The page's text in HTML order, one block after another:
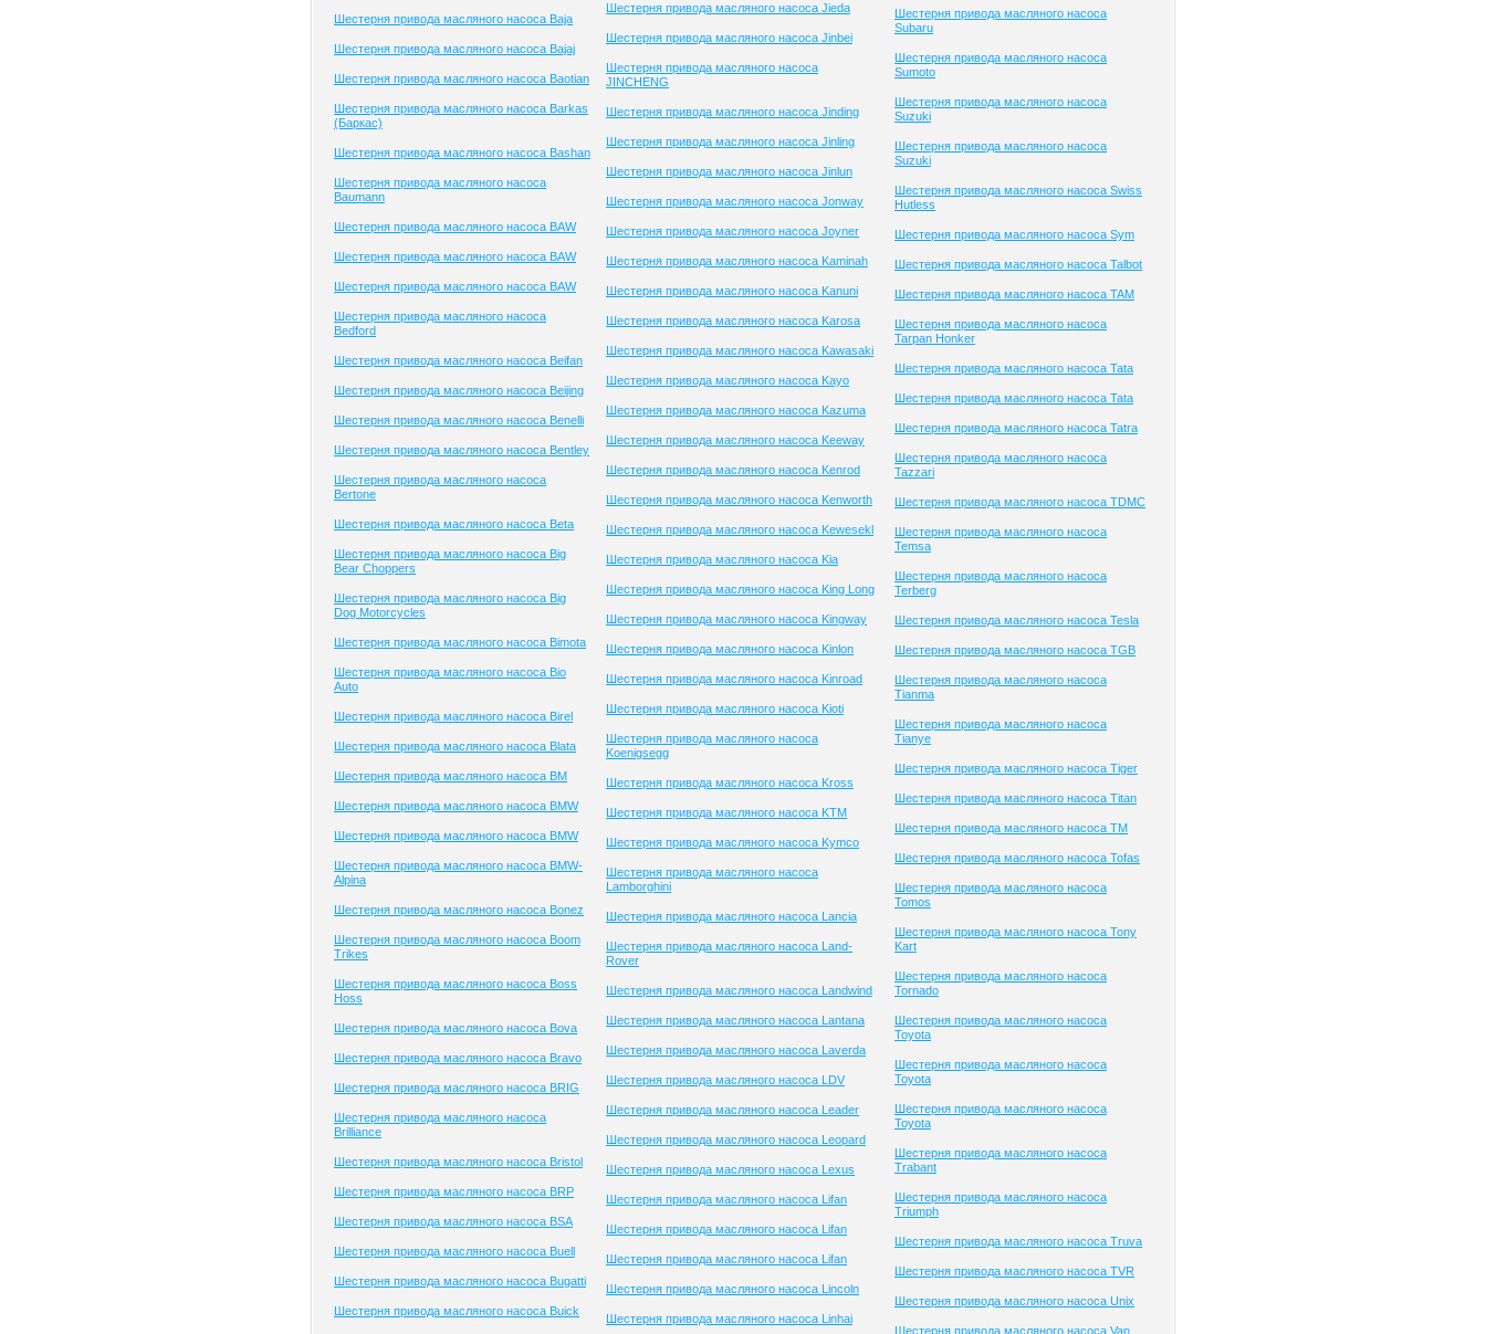
Шестерня привода масляного насоса Baja
Шестерня привода масляного насоса Bajaj
Шестерня привода масляного насоса Baotian
Шестерня привода масляного насоса Barkas
(Баркас)
Шестерня привода масляного насоса Bashan
Шестерня привода масляного насоса
Baumann
Шестерня привода масляного насоса BAW
Шестерня привода масляного насоса BAW
Шестерня привода масляного насоса BAW
Шестерня привода масляного насоса
Bedford
Шестерня привода масляного насоса Beifan
Шестерня привода масляного насоса Beijing
Шестерня привода масляного насоса Benelli
Шестерня привода масляного насоса Bentley
Шестерня привода масляного насоса
Bertone
Шестерня привода масляного насоса Beta
Шестерня привода масляного насоса Big
Bear Choppers
Шестерня привода масляного насоса Big
Dog Motorcycles
Шестерня привода масляного насоса Bimota
Шестерня привода масляного насоса Bio
Auto
Шестерня привода масляного насоса Birel
Шестерня привода масляного насоса Blata
Шестерня привода масляного насоса BM
Шестерня привода масляного насоса BMW
Шестерня привода масляного насоса BMW
Шестерня привода масляного насоса BMW-
Alpina
Шестерня привода масляного насоса Bonez
Шестерня привода масляного насоса Boom
Trikes
Шестерня привода масляного насоса Boss
Hoss
Шестерня привода масляного насоса Bova
Шестерня привода масляного насоса Bravo
Шестерня привода масляного насоса BRIG
Шестерня привода масляного насоса
Brilliance
Шестерня привода масляного насоса Bristol
Шестерня привода масляного насоса BRP
Шестерня привода масляного насоса BSA
Шестерня привода масляного насоса Buell
Шестерня привода масляного насоса Bugatti
Шестерня привода масляного насоса Buick
Шестерня привода масляного насоса Jieda
Шестерня привода масляного насоса Jinbei
Шестерня привода масляного насоса
JINCHENG
Шестерня привода масляного насоса Jinding
Шестерня привода масляного насоса Jinling
Шестерня привода масляного насоса Jinlun
Шестерня привода масляного насоса Jonway
Шестерня привода масляного насоса Joyner
Шестерня привода масляного насоса Kaminah
Шестерня привода масляного насоса Kanuni
Шестерня привода масляного насоса Karosa
Шестерня привода масляного насоса Kawasaki
Шестерня привода масляного насоса Kayo
Шестерня привода масляного насоса Kazuma
Шестерня привода масляного насоса Keeway
Шестерня привода масляного насоса Kenrod
Шестерня привода масляного насоса Kenworth
Шестерня привода масляного насоса Kewesekl
Шестерня привода масляного насоса Kia
Шестерня привода масляного насоса King Long
Шестерня привода масляного насоса Kingway
Шестерня привода масляного насоса Kinlon
Шестерня привода масляного насоса Kinroad
Шестерня привода масляного насоса Kioti
Шестерня привода масляного насоса
Koenigsegg
Шестерня привода масляного насоса Kross
Шестерня привода масляного насоса KTM
Шестерня привода масляного насоса Kymco
Шестерня привода масляного насоса
Lamborghini
Шестерня привода масляного насоса Lancia
Шестерня привода масляного насоса Land-
Rover
Шестерня привода масляного насоса Landwind
Шестерня привода масляного насоса Lantana
Шестерня привода масляного насоса Laverda
Шестерня привода масляного насоса LDV
Шестерня привода масляного насоса Leader
Шестерня привода масляного насоса Leopard
Шестерня привода масляного насоса Lexus
Шестерня привода масляного насоса Lifan
Шестерня привода масляного насоса Lifan
Шестерня привода масляного насоса Lifan
Шестерня привода масляного насоса Lincoln
Шестерня привода масляного насоса Linhai
Шестерня привода масляного насоса
Subaru
Шестерня привода масляного насоса
Sumoto
Шестерня привода масляного насоса
Suzuki
Шестерня привода масляного насоса
Suzuki
Шестерня привода масляного насоса Swiss
Hutless
Шестерня привода масляного насоса Sym
Шестерня привода масляного насоса Talbot
Шестерня привода масляного насоса TAM
Шестерня привода масляного насоса
Tarpan Honker
Шестерня привода масляного насоса Tata
Шестерня привода масляного насоса Tata
Шестерня привода масляного насоса Tatra
Шестерня привода масляного насоса
Tazzari
Шестерня привода масляного насоса TDMC
Шестерня привода масляного насоса
Temsa
Шестерня привода масляного насоса
Terberg
Шестерня привода масляного насоса Tesla
Шестерня привода масляного насоса TGB
Шестерня привода масляного насоса
Tianma
Шестерня привода масляного насоса
Tianye
Шестерня привода масляного насоса Tiger
Шестерня привода масляного насоса Titan
Шестерня привода масляного насоса TM
Шестерня привода масляного насоса Tofas
Шестерня привода масляного насоса
Tomos
Шестерня привода масляного насоса Tony
Kart
Шестерня привода масляного насоса
Tornado
Шестерня привода масляного насоса
Toyota
Шестерня привода масляного насоса
Toyota
Шестерня привода масляного насоса
Toyota
Шестерня привода масляного насоса
Trabant
Шестерня привода масляного насоса
Triumph
Шестерня привода масляного насоса Truva
Шестерня привода масляного насоса TVR
Шестерня привода масляного насоса Unix
Шестерня привода масляного насоса Van